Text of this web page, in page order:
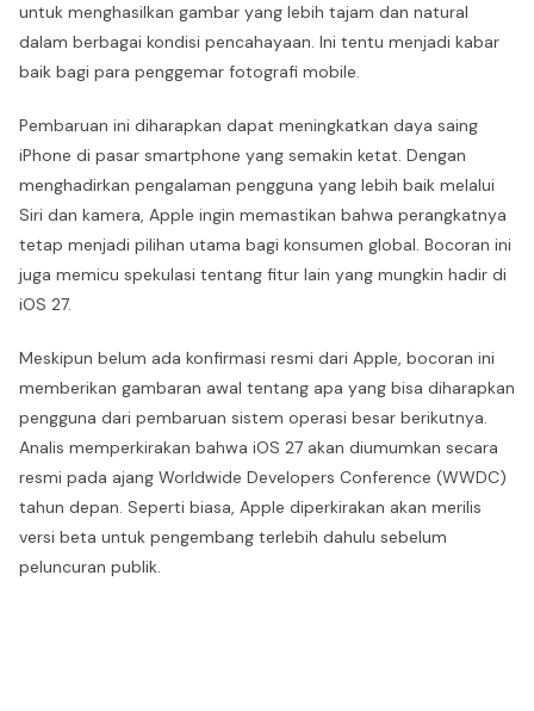
untuk menghasilkan gambar yang lebih tajam dan natural
dalam berbagai kondisi pencahayaan. Ini tentu menjadi kabar
baik bagi para penggemar fotografi mobile.
Pembaruan ini diharapkan dapat meningkatkan daya saing
iPhone di pasar smartphone yang semakin ketat. Dengan
menghadirkan pengalaman pengguna yang lebih baik melalui
Siri dan kamera, Apple ingin memastikan bahwa perangkatnya
tetap menjadi pilihan utama bagi konsumen global. Bocoran ini
juga memicu spekulasi tentang fitur lain yang mungkin hadir di
iOS 27.
Meskipun belum ada konfirmasi resmi dari Apple, bocoran ini
memberikan gambaran awal tentang apa yang bisa diharapkan
pengguna dari pembaruan sistem operasi besar berikutnya.
Analis memperkirakan bahwa iOS 27 akan diumumkan secara
resmi pada ajang Worldwide Developers Conference (WWDC)
tahun depan. Seperti biasa, Apple diperkirakan akan merilis
versi beta untuk pengembang terlebih dahulu sebelum
peluncuran publik.